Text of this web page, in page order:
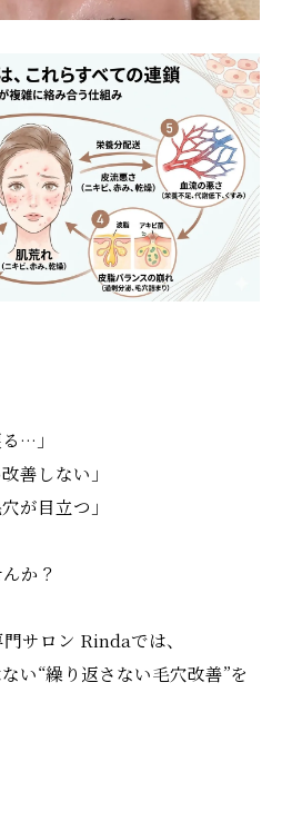
…」
善しない」
が目立つ」
か？
サロン Rindaでは、
い“繰り返さない毛穴改善”を